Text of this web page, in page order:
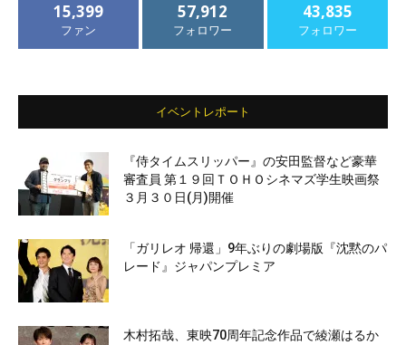
15,399
ファン
57,912
フォロワー
43,835
フォロワー
イベントレポート
『侍タイムスリッパー』の安田監督など豪華
審査員 第１９回ＴＯＨＯシネマズ学生映画祭
３月３０日(月)開催
「ガリレオ 帰還」9年ぶりの劇場版『沈黙のパ
レード』ジャパンプレミア
木村拓哉、東映70周年記念作品で綾瀬はるか